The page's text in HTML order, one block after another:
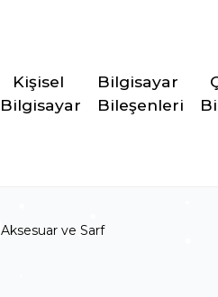
Kişisel
Bilgisayar
Bilgisayar
Bileşenleri
Aksesuar ve Sarf